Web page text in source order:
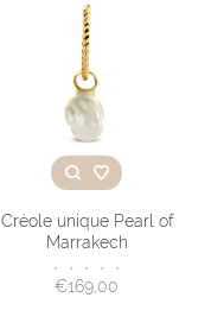
Créole unique Pearl of
Marrakech
• • • • •
€169,00